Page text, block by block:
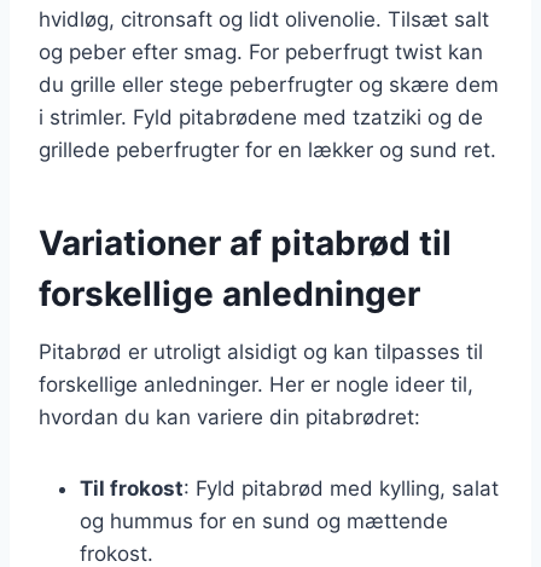
hvidløg, citronsaft og lidt olivenolie. Tilsæt salt
og peber efter smag. For peberfrugt twist kan
du grille eller stege peberfrugter og skære dem
i strimler. Fyld pitabrødene med tzatziki og de
grillede peberfrugter for en lækker og sund ret.
Variationer af pitabrød til
forskellige anledninger
Pitabrød er utroligt alsidigt og kan tilpasses til
forskellige anledninger. Her er nogle ideer til,
hvordan du kan variere din pitabrødret:
Til frokost: Fyld pitabrød med kylling, salat
og hummus for en sund og mættende
frokost.